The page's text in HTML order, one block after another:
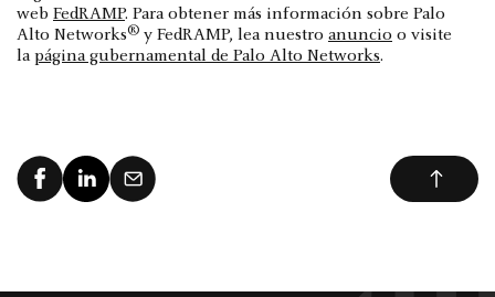
web FedRAMP. Para obtener más información sobre Palo
Alto Networks® y FedRAMP, lea nuestro anuncio o visite
la página gubernamental de Palo Alto Networks.